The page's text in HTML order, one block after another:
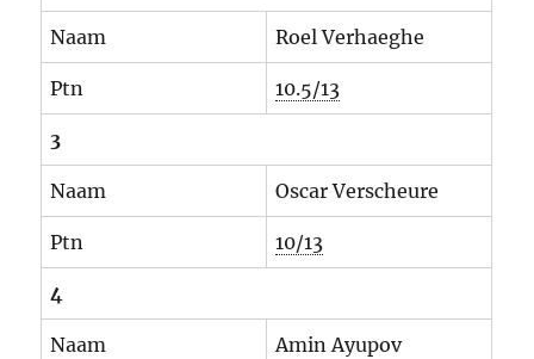
Naam Roel Verhaeghe
Ptn 10.5/13
3
Naam Oscar Verscheure
Ptn 10/13
4
Naam Amin Ayupov